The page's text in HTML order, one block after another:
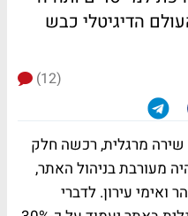
הדיגיטלי כבש
(12)
שירה מרגלית, רכשה חלק
מעורבת בניהול האתר,
ואימי עירון. לדברי